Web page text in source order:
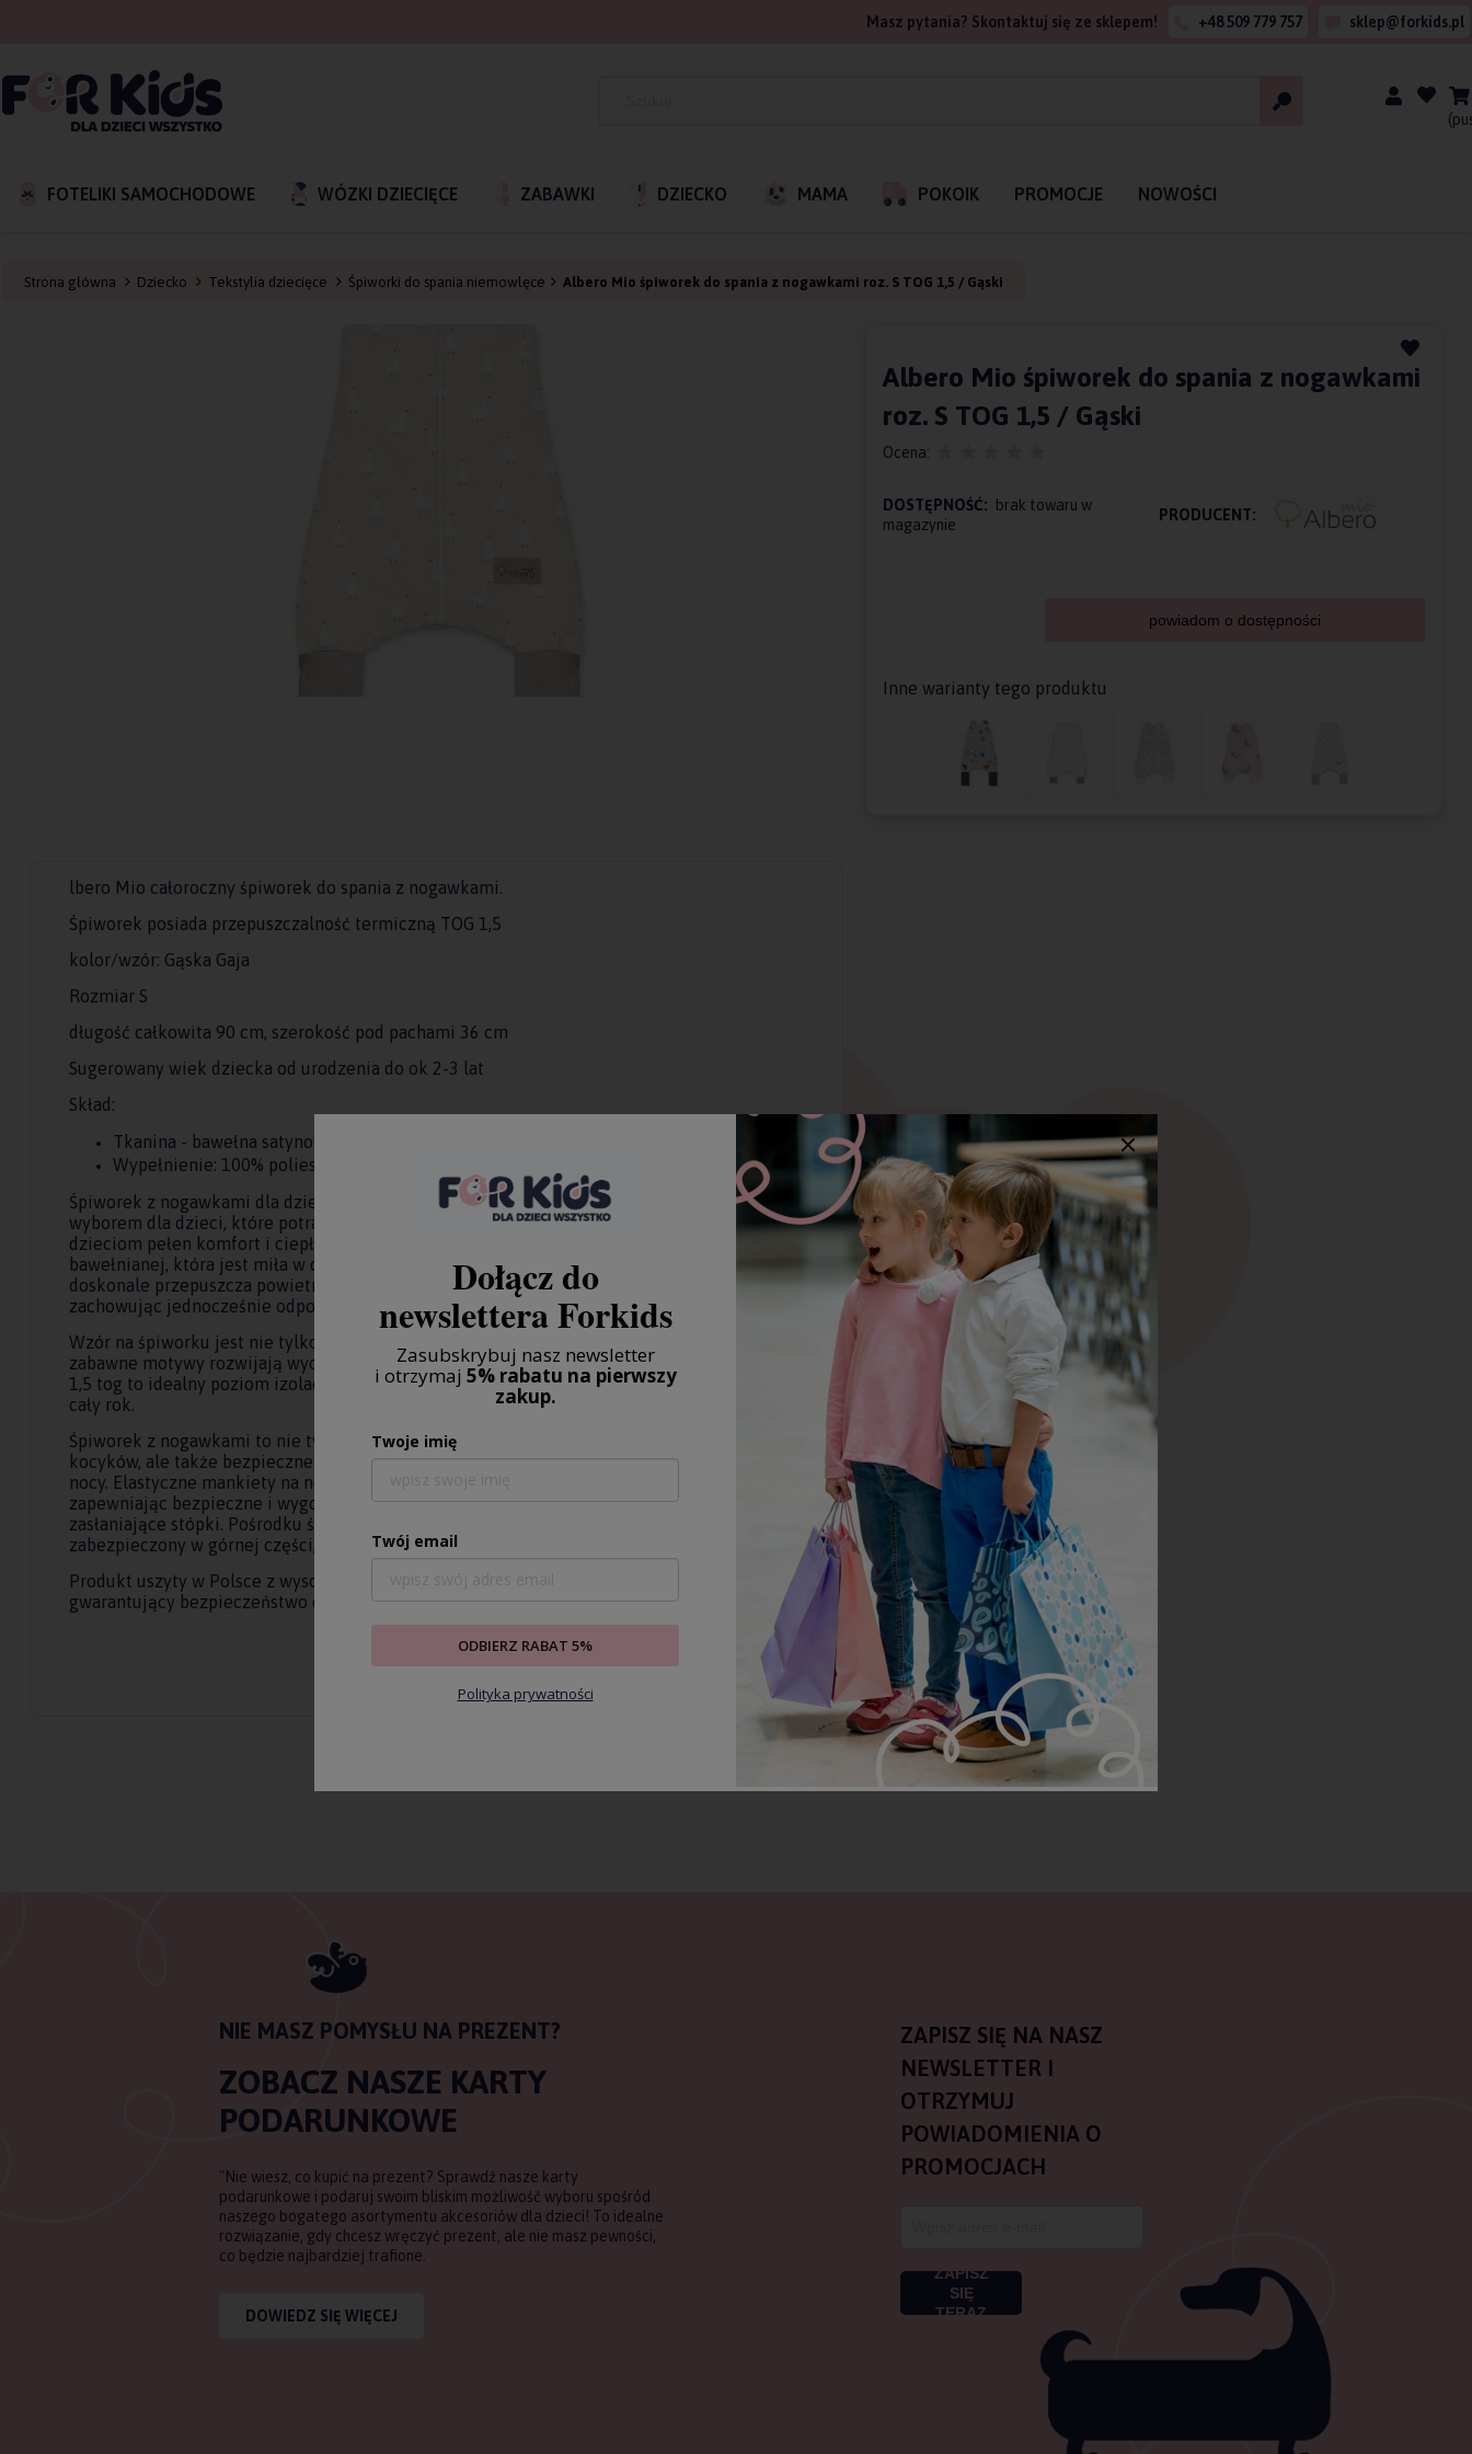
Masz pytania? Skontaktuj się ze sklepem! +48 509 779 757 sklep@forkids.pl
FOTELIKI SAMOCHODOWE WÓZKI DZIECIĘCE ZABAWKI DZIECKO MAMA POKOIK PROMOCJE NOWOŚCI
Strona główna Dziecko Tekstylia dziecięce Śpiworki do spania niemowlęce Albero Mio śpiworek do spania z nogawkami roz. S TOG 1,5 / Gąski
lbero Mio całoroczny śpiworek do spania z nogawkami.
Śpiworek posiada przepuszczalność termiczną TOG 1,5
kolor/wzór: Gąska Gaja
Rozmiar S
długość całkowita 90 cm, szerokość pod pachami 36 cm
Sugerowany wiek dziecka od urodzenia do ok 2-3 lat
Skład:
Tkanina - bawełna satynowa - 100% bawełna
Wypełnienie: 100% poliester
Śpiworek z nogawkami dla dzieci wykonany z satyny bawełnianej we wzór jest idealnym
wyborem dla dzieci, które potrafią już chodzić. Został zaprojektowany tak, aby zapewnić
dzieciom pełen komfort i ciepło podczas snu. Wykonany z wysokiej jakości satyny
bawełnianej, która jest miła w dotyku i przyjemna dla skóry dziecka. Satyna bawełniana
doskonale przepuszcza powietrze, dzięki czemu zapewnia optymalną cyrkulację powietrza,
zachowując jednocześnie odpowiednią temperaturę ciała.
Wzór na śpiworku jest nie tylko uroczy, ale również przyciągający uwagę dziecka. Kolorowe i
zabawne motywy rozwijają wyobraźnię i dodają radości podczas codziennych rytuałów snu.
1,5 tog to idealny poziom izolacji termicznej, który sprawia, że śpiworek sprawdzi się prze
cały rok.
Śpiworek z nogawkami to nie tylko modna i praktyczna alternatywa dla tradycyjnych
kocyków, ale także bezpieczne rozwiązanie, które eliminuje ryzyko odkrycia się dziecka w
nocy. Elastyczne mankiety na nogawkach doskonale dopasowują się do ciała malucha,
zapewniając bezpieczne i wygodne noszenie oraz w razie potrzeby posłuża jako skarpetyki,
zasłaniające stópki. Pośrodku śpiworka wszyty został długi zamek, dodatkowo
zabezpieczony w górnej części, aby nie podrażniał bródki i skóry dziecka.
Produkt uszyty w Polsce z wysokiej jakości materiałów posiadających certyfikat Oeko – tex
gwarantujący bezpieczeństwo dla najmłodszych.
Albero Mio śpiworek do spania z nogawkami
roz. S TOG 1,5 / Gąski
Ocena:
DOSTĘPNOŚĆ:
brak towaru w
magazynie
PRODUCENT:
powiadom o dostępności
Inne warianty tego produktu
NIE MASZ POMYSŁU NA PREZENT?
ZOBACZ NASZE KARTY
PODARUNKOWE
"Nie wiesz, co kupić na prezent? Sprawdź nasze karty
podarunkowe i podaruj swoim bliskim możliwość wyboru spośród
naszego bogatego asortymentu akcesoriów dla dzieci! To idealne
rozwiązanie, gdy chcesz wręczyć prezent, ale nie masz pewności,
co będzie najbardziej trafione.
DOWIEDZ SIĘ WIĘCEJ
ZAPISZ SIĘ NA NASZ
NEWSLETTER I
OTRZYMUJ
POWIADOMIENIA O
PROMOCJACH
ZAPISZ
SIĘ
TERAZ
Dołącz do
newslettera Forkids
Zasubskrybuj nasz newsletter
i otrzymaj 5% rabatu na pierwszy
zakup.
Twoje imię
Twój email
ODBIERZ RABAT 5%
Polityka prywatności